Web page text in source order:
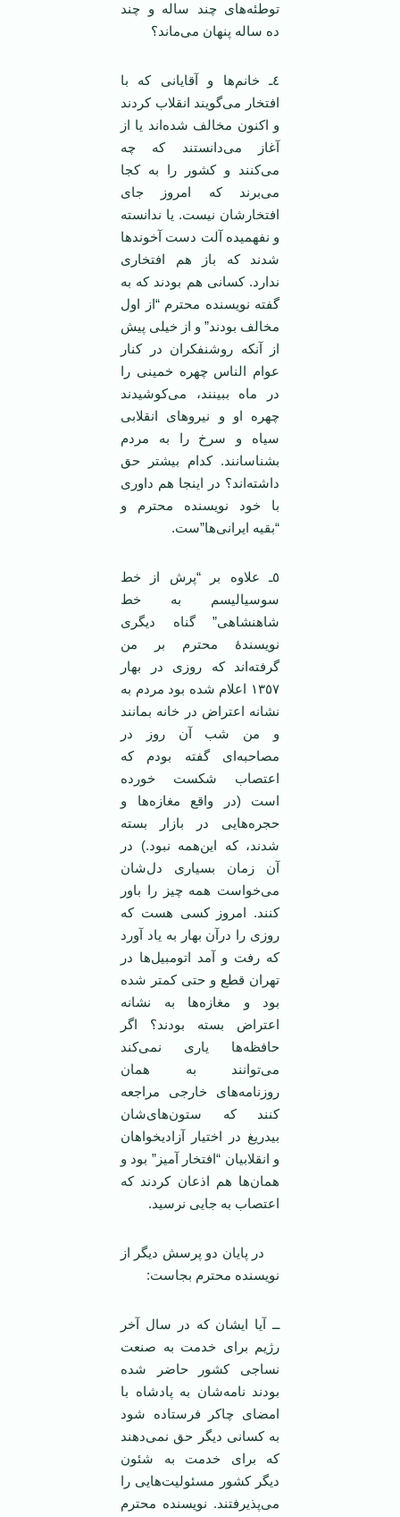
توطئه‌های چند ساله و چند
ده ساله پنهان می‌ماند؟
٤ـ خانم‌ها و آقایانی که با
افتخار می‌گویند انقلاب کردند
و اکنون مخالف شده‌اند یا از
آغاز می‌دانستند که چه
می‌کنند و کشور را به کجا
می‌برند که امروز جای
افتخارشان نیست. یا ندانسته
و نفهمیده آلت دست آخوندها
شدند که باز هم افتخاری
ندارد. کسانی هم بودند که به
گفته نویسنده محترم “از اول
مخالف بودند” و از خیلی پیش
از آنکه روشنفکران در کنار
عوام الناس چهره خمینی را
در ماه ببینند، می‌کوشیدند
چهره او و نیروهای انقلابی
سیاه و سرخ را به مردم
بشناسانند. کدام بیشتر حق
داشته‌اند؟ در اینجا هم داوری
با خود نویسنده محترم و
“بقیه ایرانی‌ها”‌ست.
٥ـ علاوه بر “پرش از خط
سوسیالیسم به خط
شاهنشاهی” گناه دیگری
نویسندۀ محترم بر من
گرفته‌اند که روزی در بهار
١٣٥٧ اعلام شده بود مردم به
نشانه اعتراض در خانه بمانند
و من شب آن روز در
مصاحبه‌ای گفته بودم که
اعتصاب شکست خورده
است (در واقع مغازه‌ها و
حجره‌هایی در بازار بسته
شدند، که این‌همه نبود.) در
آن زمان بسیاری دل‌شان
می‌خواست همه چیز را باور
کنند. امروز کسی هست که
روزی را درآن بهار به یاد آورد
که رفت و آمد اتومبیل‌ها در
تهران قطع و حتی کمتر شده
بود و مغازه‌ها به نشانه
اعتراض بسته بودند؟ اگر
حافظه‌ها یاری نمی‌کند
می‌توانند به همان
روزنامه‌های خارجی مراجعه
کنند که ستون‌های‌شان
بیدریغ در اختیار آزادیخواهان
و انقلابیان “افتخار آمیز” بود و
همان‌ها هم اذعان کردند که
اعتصاب به جایی نرسید.
در پایان دو پرسش دیگر از
نویسنده محترم بجاست:
ــ آیا ایشان که در سال آخر
رژیم برای خدمت به صنعت
نساجی کشور حاضر شده
بودند نامه‌شان به پادشاه با
امضای چاکر فرستاده شود
به کسانی دیگر حق نمی‌دهند
که برای خدمت به شئون
دیگر کشور مسئولیت‌هایی را
می‌پذیرفتند. نویسنده محترم